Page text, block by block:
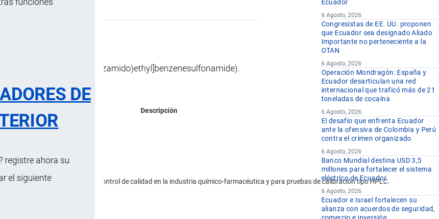
DE
registre ahora su
el siguiente
(5-Chloro-2-methoxybenzamido)ethyl]benzenesulfonamide).
Descripción
pruebas de laboratorios en control de calidad en la industria químico-farmacéutica y para pruebas de calibración tipo HPLC.
Ecuador
6 Agosto, 2026
Congresistas de EE. UU. proponen
que Ecuador sea designado Aliado
Importante no perteneciente a la
OTAN
6 Agosto, 2026
Operación Mondragón: España y
Ecuador desarticulan una red
internacional que traficó más de 21
toneladas de cocaína
6 Agosto, 2026
El desafío que enfrenta Ecuador
ante la ofensiva de Colombia y Perú
contra el crimen organizado
6 Agosto, 2026
Banco Mundial destina USD 3,5
millones para fortalecer el sistema
eléctrico de Ecuador
6 Agosto, 2026
Ecuador e Israel fortalecen su
alianza con acuerdos de seguridad,